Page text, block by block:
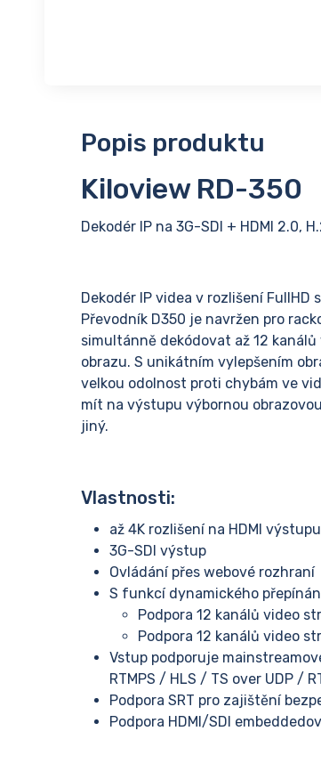
Popis produktu
Kiloview RD-350
Dekodér IP na 3G-SDI + HDMI 2.0,
Dekodér IP videa v rozlišení
Převodník D350 je navržen pro
simultánně dekódovat až 12
obrazu. S unikátním vylepšením
velkou odolnost proti chybám ve
mít na výstupu výbornou
jiný.
Vlastnosti:
až 4K rozlišení na HDMI výstupu
3G-SDI výstup
Ovládání přes webové rozhraní
S funkcí dynamického
Podpora 12 kanálů video
Podpora 12 kanálů video
Vstup podporuje
RTMPS / HLS / TS over UDP /
Podpora SRT pro zajištění
Podpora HDMI/SDI